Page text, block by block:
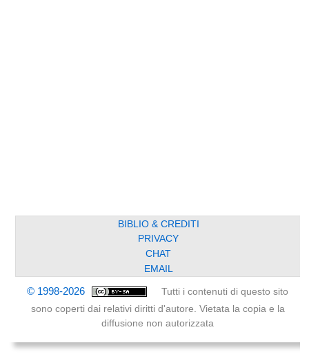
BIBLIO & CREDITI
PRIVACY
CHAT
EMAIL
© 1998-2026
Tutti i contenuti di questo sito
sono coperti dai relativi diritti d'autore. Vietata la copia e la
diffusione non autorizzata